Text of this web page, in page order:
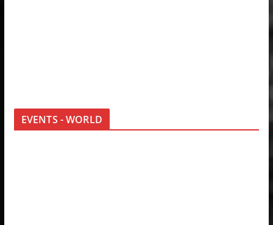
EVENTS - WORLD